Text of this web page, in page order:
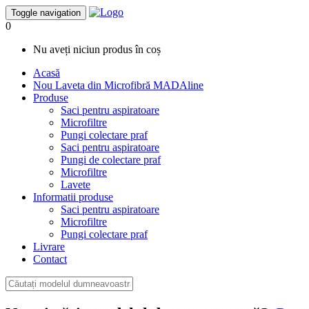
Toggle navigation
0
Nu aveți niciun produs în coș
Acasă
Nou Laveta din Microfibră MADAline
Produse
Saci pentru aspiratoare
Microfiltre
Pungi colectare praf
Saci pentru aspiratoare
Pungi de colectare praf
Microfiltre
Lavete
Informatii produse
Saci pentru aspiratoare
Microfiltre
Pungi colectare praf
Livrare
Contact